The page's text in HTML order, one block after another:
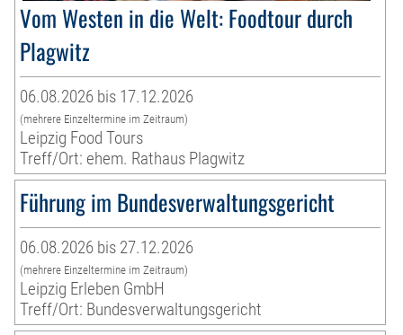
Vom Westen in die Welt: Foodtour durch
Plagwitz
06.08.2026 bis 17.12.2026
(mehrere Einzeltermine im Zeitraum)
Leipzig Food Tours
Treff/Ort: ehem. Rathaus Plagwitz
Führung im Bundesverwaltungsgericht
06.08.2026 bis 27.12.2026
(mehrere Einzeltermine im Zeitraum)
Leipzig Erleben GmbH
Treff/Ort: Bundesverwaltungsgericht